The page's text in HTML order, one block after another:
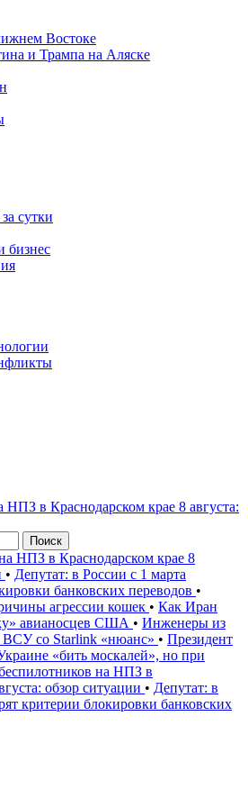
Востоке
и Трампа на Аляске
сутки
бизнес
НПЗ в Краснодарском крае 8 августа:
Поиск
НПЗ в Краснодарском крае 8
• Депутат: в России с 1 марта
банковских переводов •
агрессии кошек • Как Иран
авианосцев США • Инженеры из
со Starlink «нюанс» • Президент
«бить москалей», но при
на НПЗ в
обзор ситуации • Депутат: в
критерии блокировки банковских